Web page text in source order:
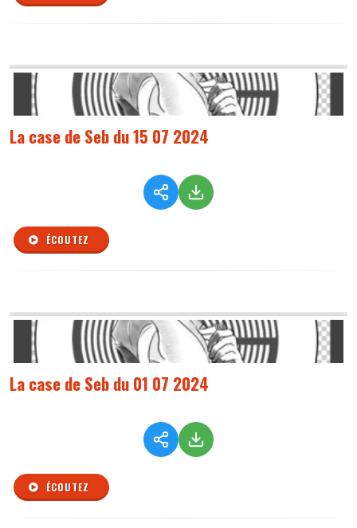
La case de Seb du 15 07 2024
ÉCOUTEZ
La case de Seb du 01 07 2024
ÉCOUTEZ